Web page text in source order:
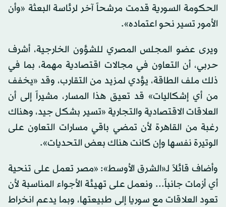
الحكومة السورية قدمت مرشحاً آخر لرئاسة البعثة «وأن
الأمور تسير نحو اعتماده».
ويرى عضو المجلس المصري للشؤون الخارجية، أشرف
حربي، أن التعاون في مجالات اقتصادية مهمة، بما في
ذلك ملف الطاقة، يؤدي لمزيد من التقارب، وقد «يخفف
من أي إشكاليات» قد تعيق هذا المسار، مشيراً إلى أن
العلاقات الاقتصادية والتجارية «تسير بشكل جيد، وهناك
رغبة من القاهرة لأن تمضي باقي مسارات التعاون على
الوتيرة نفسها وإن كانت هناك بعض التحديات».
وأضاف قائلاً لـ«الشرق الأوسط»: «مصر تعمل على تنحية
أي أزمات جانباً... ونعمل على تهيئة الأجواء المناسبة لأن
تعود العلاقات مع سوريا إلى طبيعتها، وبما يدعم انخراط